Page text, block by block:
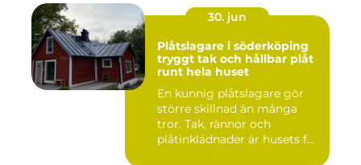
30. jun
Plåtslagare i söderköping
tryggt tak och hållbar plåt
runt hela huset
En kunnig plåtslagare gör
större skillnad än många
tror. Tak, rännor och
plåtinklädnader är husets f...